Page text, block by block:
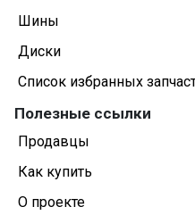
Шины
Диски
Список избранных
Полезные ссылки
Продавцы
Как купить
О проекте